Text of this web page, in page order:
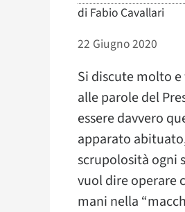
di Fabio Cavallari
22 Giugno 2020
Si discute molto
alle parole del
essere davvero
apparato
scrupolosità ogni
vuol dire operare
mani nella